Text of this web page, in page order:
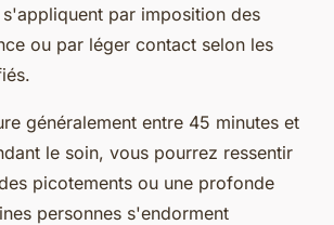
s'appliquent par imposition des
ou par léger contact selon les
généralement entre 45 minutes et
le soin, vous pourrez ressentir
picotements ou une profonde
personnes s'endorment